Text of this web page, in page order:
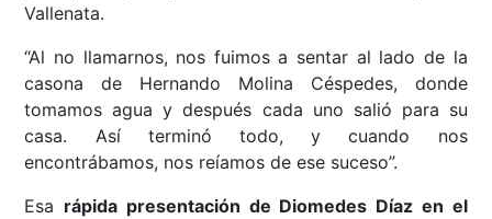
Vallenata.
“Al no llamarnos, nos fuimos a sentar al lado de la
casona de Hernando Molina Céspedes, donde
tomamos agua y después cada uno salió para su
casa. Así terminó todo, y cuando nos
encontrábamos, nos reíamos de ese suceso”.
Esa rápida presentación de Diomedes Díaz en el